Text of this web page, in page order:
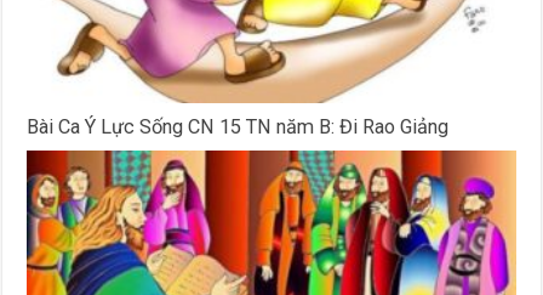
Bài Ca Ý Lực Sống CN 15 TN năm B: Đi Rao Giảng